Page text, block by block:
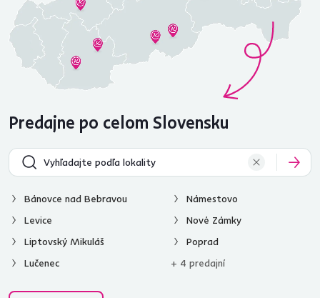
Predajne po celom Slovensku
Bánovce nad Bebravou
Levice
Liptovský Mikuláš
Lučenec
Námestovo
Nové Zámky
Poprad
+ 4 predajní